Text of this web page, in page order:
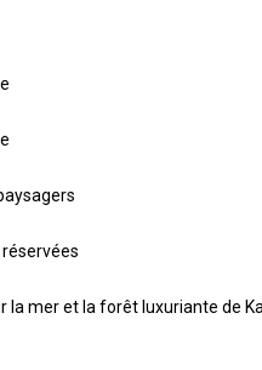
la mer et la forêt luxuriante de